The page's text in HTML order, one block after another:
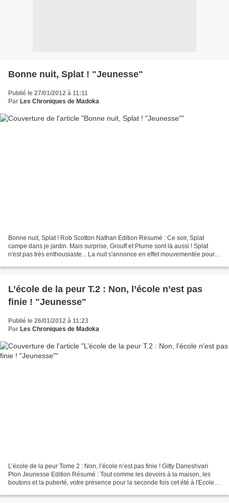
Bonne nuit, Splat ! "Jeunesse"
Publié le 27/01/2012 à 11:11
Par Les Chroniques de Madoka
Bonne nuit, Splat ! Rob Scotton Nathan Edition Résumé : Ce soir, Splat
campe dans je jardin. Mais surprise, Grouff et Plume sont là aussi ! Splat
n'est pas très enthousiaste... La nuit s'annonce en effet mouvementée pour
L’école de la peur T.2 : Non, l’école n’est pas
finie ! "Jeunesse"
Publié le 26/01/2012 à 11:23
Par Les Chroniques de Madoka
L’école de la peur Tome 2 : Non, l’école n’est pas finie ! Gitty Daneshvari
Plon Jeunesse Edition Résumé : Tout comme les devoirs à la maison, les
boutons et la puberté, votre présence pour la seconde fois cet été à l'Ecole